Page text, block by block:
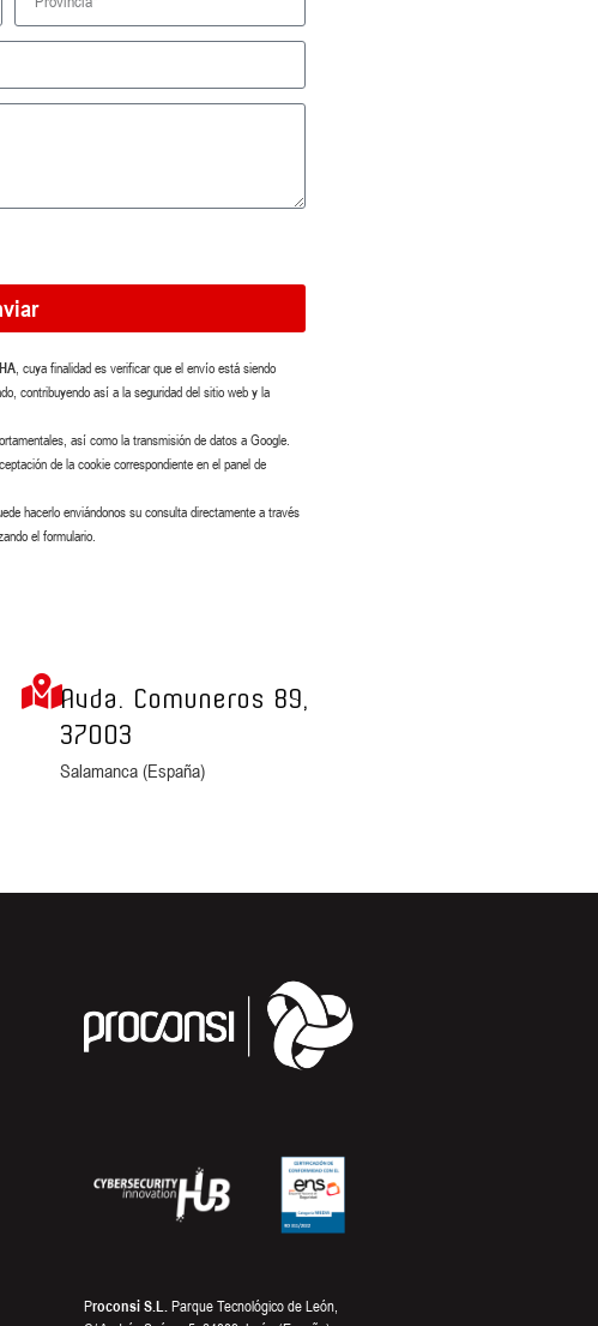
, cuya finalidad es verificar que el envío está siendo
contribuyendo así a la seguridad del sitio web y la
así como la transmisión de datos a Google.
de la cookie correspondiente en el panel de
hacerlo enviándonos su consulta directamente a través
el formulario.
Avda. Comuneros 89,
37003
Salamanca (España)
Proconsi S.L. Parque Tecnológico de León,